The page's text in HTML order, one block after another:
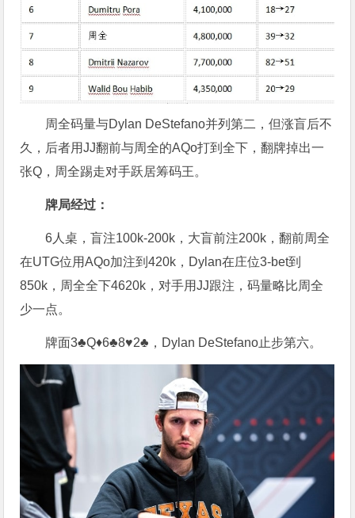
周全码量与Dylan DeStefano并列第二，但涨盲后不
久，后者用JJ翻前与周全的AQo打到全下，翻牌掉出一
张Q，周全踢走对手跃居筹码王。
牌局经过：
6人桌，盲注100k-200k，大盲前注200k，翻前周全
在UTG位用AQo加注到420k，Dylan在庄位3-bet到
850k，周全全下4620k，对手用JJ跟注，码量略比周全
少一点。
牌面3♣Q♦6♣8♥2♣，Dylan DeStefano止步第六。